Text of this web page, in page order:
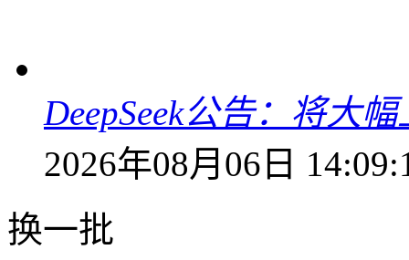
DeepSeek公告：将大
2026年08月06日
换一批